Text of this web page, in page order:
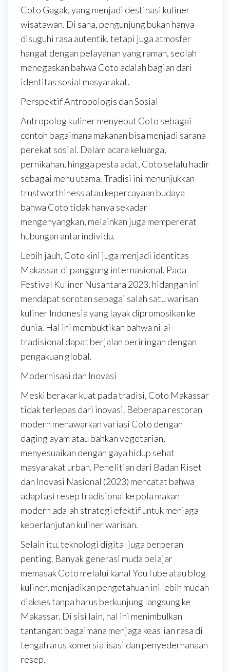
Coto Gagak, yang menjadi destinasi kuliner
wisatawan. Di sana, pengunjung bukan hanya
disuguhi rasa autentik, tetapi juga atmosfer
hangat dengan pelayanan yang ramah, seolah
menegaskan bahwa Coto adalah bagian dari
identitas sosial masyarakat.
Perspektif Antropologis dan Sosial
Antropolog kuliner menyebut Coto sebagai
contoh bagaimana makanan bisa menjadi sarana
perekat sosial. Dalam acara keluarga,
pernikahan, hingga pesta adat, Coto selalu hadir
sebagai menu utama. Tradisi ini menunjukkan
trustworthiness atau kepercayaan budaya
bahwa Coto tidak hanya sekadar
mengenyangkan, melainkan juga mempererat
hubungan antarindividu.
Lebih jauh, Coto kini juga menjadi identitas
Makassar di panggung internasional. Pada
Festival Kuliner Nusantara 2023, hidangan ini
mendapat sorotan sebagai salah satu warisan
kuliner Indonesia yang layak dipromosikan ke
dunia. Hal ini membuktikan bahwa nilai
tradisional dapat berjalan beriringan dengan
pengakuan global.
Modernisasi dan Inovasi
Meski berakar kuat pada tradisi, Coto Makassar
tidak terlepas dari inovasi. Beberapa restoran
modern menawarkan variasi Coto dengan
daging ayam atau bahkan vegetarian,
menyesuaikan dengan gaya hidup sehat
masyarakat urban. Penelitian dari Badan Riset
dan Inovasi Nasional (2023) mencatat bahwa
adaptasi resep tradisional ke pola makan
modern adalah strategi efektif untuk menjaga
keberlanjutan kuliner warisan.
Selain itu, teknologi digital juga berperan
penting. Banyak generasi muda belajar
memasak Coto melalui kanal YouTube atau blog
kuliner, menjadikan pengetahuan ini lebih mudah
diakses tanpa harus berkunjung langsung ke
Makassar. Di sisi lain, hal ini menimbulkan
tantangan: bagaimana menjaga keaslian rasa di
tengah arus komersialisasi dan penyederhanaan
resep.